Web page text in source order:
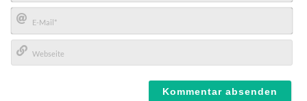
Name*
E-
Mail*